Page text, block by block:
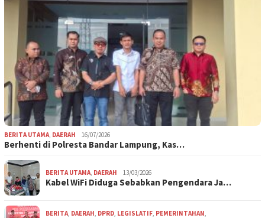
BERITA UTAMA DAERAH 16/07/2026
Berhenti di Polresta Bandar Lampung, Kas…
BERITA UTAMA DAERAH 13/03/2026
Kabel WiFi Diduga Sebabkan Pengendara Ja…
BERITA DAERAH DPRD LEGISLATIF PEMERINTAHAN